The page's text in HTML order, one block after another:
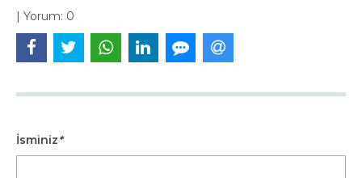
| Yorum: 0
İsminiz*